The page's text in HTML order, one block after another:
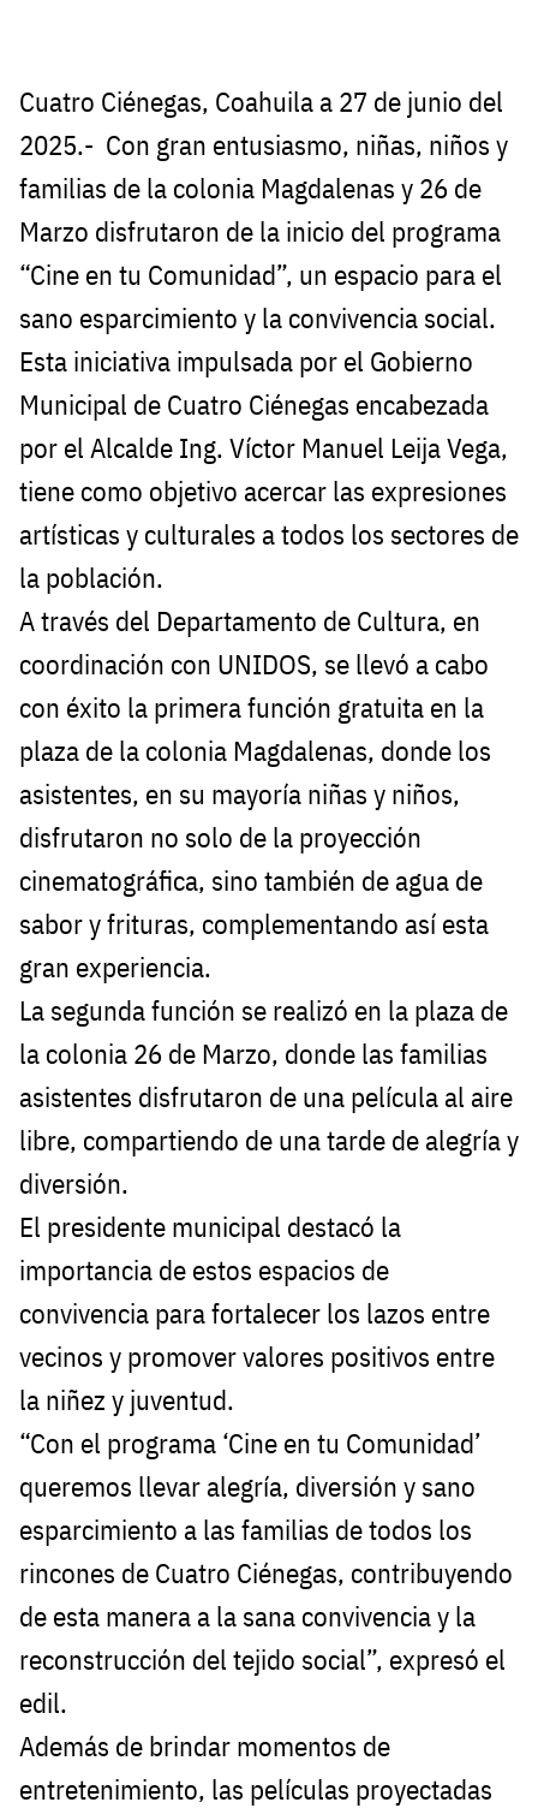
Cuatro Ciénegas, Coahuila a 27 de junio del
2025.- Con gran entusiasmo, niñas, niños y
familias de la colonia Magdalenas y 26 de
Marzo disfrutaron de la inicio del programa
“Cine en tu Comunidad”, un espacio para el
sano esparcimiento y la convivencia social.
Esta iniciativa impulsada por el Gobierno
Municipal de Cuatro Ciénegas encabezada
por el Alcalde Ing. Víctor Manuel Leija Vega,
tiene como objetivo acercar las expresiones
artísticas y culturales a todos los sectores de
la población.
A través del Departamento de Cultura, en
coordinación con UNIDOS, se llevó a cabo
con éxito la primera función gratuita en la
plaza de la colonia Magdalenas, donde los
asistentes, en su mayoría niñas y niños,
disfrutaron no solo de la proyección
cinematográfica, sino también de agua de
sabor y frituras, complementando así esta
gran experiencia.
La segunda función se realizó en la plaza de
la colonia 26 de Marzo, donde las familias
asistentes disfrutaron de una película al aire
libre, compartiendo de una tarde de alegría y
diversión.
El presidente municipal destacó la
importancia de estos espacios de
convivencia para fortalecer los lazos entre
vecinos y promover valores positivos entre
la niñez y juventud.
“Con el programa ‘Cine en tu Comunidad’
queremos llevar alegría, diversión y sano
esparcimiento a las familias de todos los
rincones de Cuatro Ciénegas, contribuyendo
de esta manera a la sana convivencia y la
reconstrucción del tejido social”, expresó el
edil.
Además de brindar momentos de
entretenimiento, las películas proyectadas